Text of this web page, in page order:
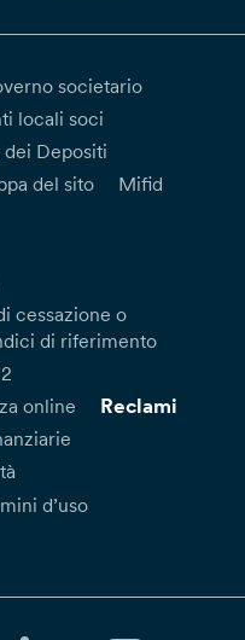
societario
locali soci
Depositi
del sito
Mifid
cessazione o
di riferimento
online Reclami
d’uso